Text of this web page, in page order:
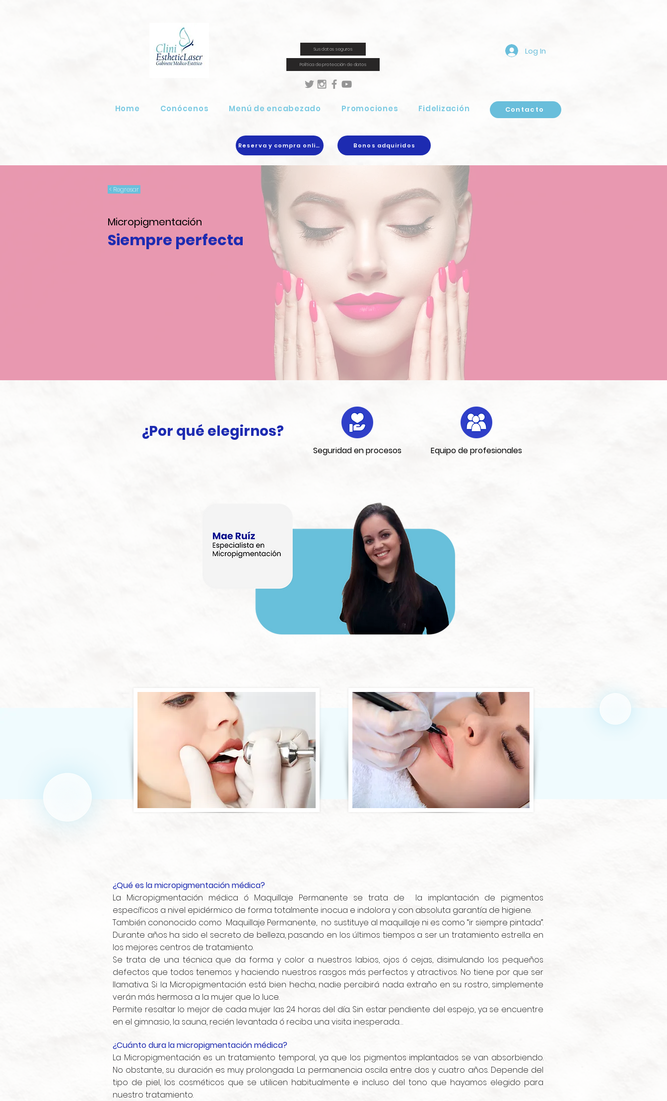
Sus datos seguros
Política de protección de datos
Log In
Home Conócenos Menú de encabezado Promociones Fidelización Contacto
Reserva y compra online Bonos adquiridos
< Regresar
Micropigmentación
Siempre perfecta
¿Por qué elegirnos?
Seguridad en procesos Equipo de profesionales
¿Qué es la micropigmentación médica?
La Micropigmentación médica ó Maquillaje Permanente se trata de la implantación de pigmentos
específicos a nivel epidérmico de forma totalmente inocua e indolora y con absoluta garantía de higiene.
También cononocido como Maquillaje Permanente, no sustituye al maquillaje ni es como “ir siempre pintada”.
Durante años ha sido el secreto de belleza, pasando en los últimos tiempos a ser un tratamiento estrella en
los mejores centros de tratamiento.
Se trata de una técnica que da forma y color a nuestros labios, ojos ó cejas, disimulando los pequeños
defectos que todos tenemos y haciendo nuestros rasgos más perfectos y atractivos. No tiene por que ser
llamativa. Si la Micropigmentación está bien hecha, nadie percibirá nada extraño en su rostro, simplemente
verán más hermosa a la mujer que lo luce.
Permite resaltar lo mejor de cada mujer las 24 horas del día. Sin estar pendiente del espejo, ya se encuentre
en el gimnasio, la sauna, recién levantada ó reciba una visita inesperada…
¿Cuánto dura la micropigmentación médica?
La Micropigmentación es un tratamiento temporal, ya que los pigmentos implantados se van absorbiendo.
No obstante, su duración es muy prolongada. La permanencia oscila entre dos y cuatro años. Depende del
tipo de piel, los cosméticos que se utilicen habitualmente e incluso del tono que hayamos elegido para
nuestro tratamiento.